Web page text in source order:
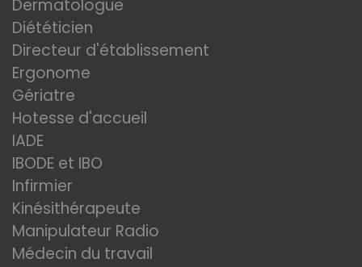
Dermatologue
Diététicien
Directeur d'établissement
Ergonome
Gériatre
Hotesse d'accueil
IADE
IBODE et IBO
Infirmier
Kinésithérapeute
Manipulateur Radio
Médecin du travail